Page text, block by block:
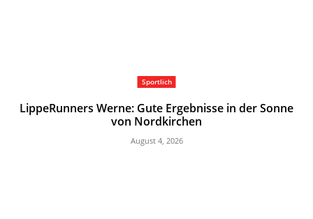
Sportlich
LippeRunners Werne: Gute Ergebnisse in der Sonne
von Nordkirchen
August 4, 2026